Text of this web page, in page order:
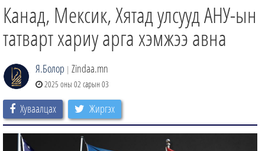
ӨГЛӨӨНИЙ СОНИН
АУДИО ЗОХИОЛ
ЗИНДАА СЭТГҮҮЛ
Канад, Мексик, Хятад улсууд АНУ-ын
татварт хариу арга хэмжээ авна
Я.Болор | Zindaa.mn
2025 оны 02 сарын 03
Хуваалцах Жиргэх